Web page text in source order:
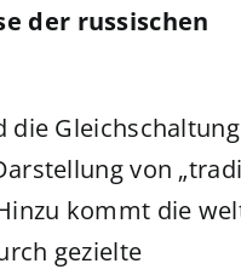
der russischen
die
von
kommt die
gezielte